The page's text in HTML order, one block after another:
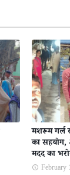
मशरूम गर्ल
का सहयोग,
मदद का